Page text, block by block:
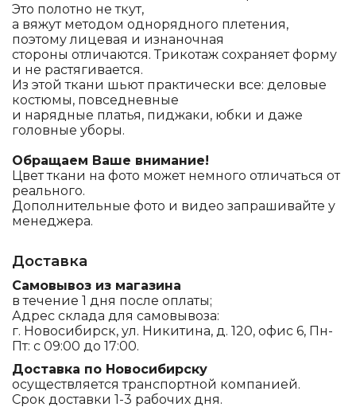
Это полотно не ткут,
а вяжут методом однорядного плетения,
поэтому лицевая и изнаночная
стороны отличаются. Трикотаж сохраняет форму
и не растягивается.
Из этой ткани шьют практически все: деловые
костюмы, повседневные
и нарядные платья, пиджаки, юбки и даже
головные уборы.
Обращаем Ваше внимание!
Цвет ткани на фото может немного отличаться от
реального.
Дополнительные фото и видео запрашивайте у
менеджера.
Доставка
Самовывоз из магазина
в течение 1 дня после оплаты;
Адрес склада для самовывоза:
г. Новосибирск, ул. Никитина, д. 120, офис 6, Пн-
Пт: с 09:00 до 17:00.
Доставка по Новосибирску
осуществляется транспортной компанией.
Срок доставки 1-3 рабочих дня.